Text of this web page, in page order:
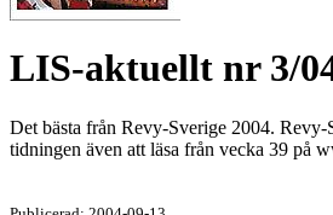
LIS-aktuellt nr 3/
Det bästa från Revy-Sverige 2004.
tidningen även att läsa från vecka 39 på